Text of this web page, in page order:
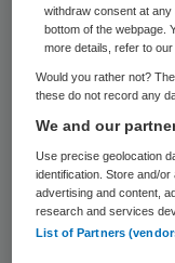
de
partner die ze
combinatie
zoeken de
of helemaal
mantelzorgers
meer te
gevoelsmatig
withdraw consent at
bottom of the webpage.
more details, refer to
Would you rather not?
these do not record any
We and our
Use precise geolocation
identification. Store and/
advertising and content,
research and services
List of Partners